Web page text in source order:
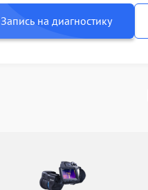
Запись на диагностику